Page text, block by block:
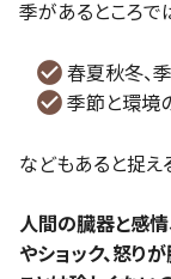
季があるところで
春夏秋冬、
季節と環境
などもあると捉え
人間の臓器と感情
やショック、怒り